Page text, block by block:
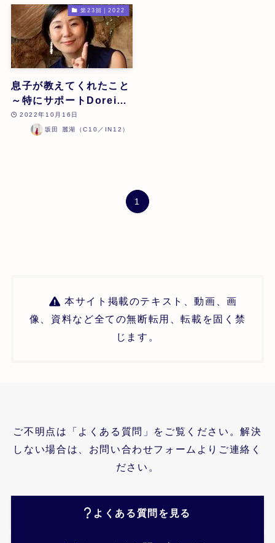
第23回｜2022
息子が教えてくれたこと
～特にサポートDoreiを
とった後の好転反応につ
いて～ | 坂田麗湖 | 第23
2022年10月16日
坂田 麗湖（C10／IN12）
1
本サイト掲載のテキスト、動画、画
像、資料など全ての無断転用、転載を固く禁
じます。
ご不明点は「よくある質問」をご覧ください。解決
しない場合は、お問い合わせフォームよりご連絡く
ださい。
よくある質問を見る